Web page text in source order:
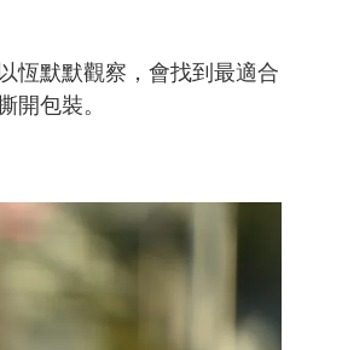
恆默默觀察，會找到最適合
開包裝。